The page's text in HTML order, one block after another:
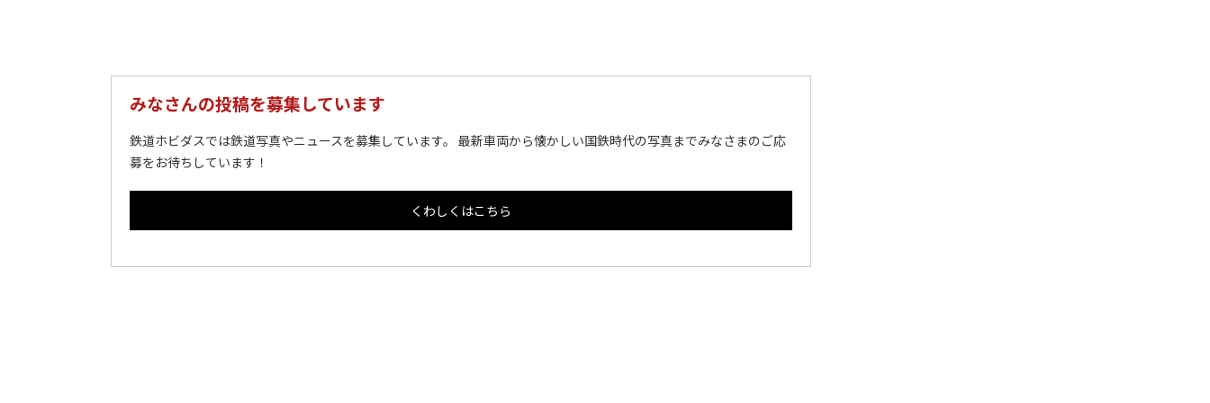
みなさんの投稿を募集しています
鉄道ホビダスでは鉄道写真やニュースを募集しています。 最新車両から懐かしい国鉄時代の写真までみなさまのご応
募をお待ちしています！
くわしくはこちら